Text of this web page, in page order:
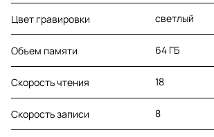
Цвет гравировки светлый
Объем памяти 64 ГБ
Скорость чтения 18
Скорость записи 8